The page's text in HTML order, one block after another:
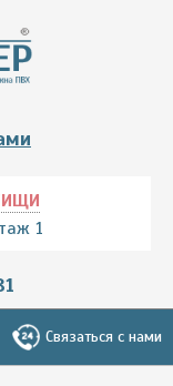
1
Связаться с нами